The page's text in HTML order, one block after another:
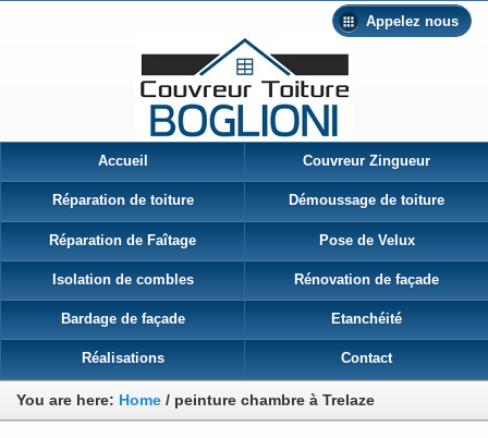
Appelez nous
Accueil Couvreur Zingueur
Réparation de toiture Démoussage de toiture
Réparation de Faîtage Pose de Velux
Isolation de combles Rénovation de façade
Bardage de façade Etanchéité
Réalisations Contact
You are here: Home / peinture chambre à Trelaze